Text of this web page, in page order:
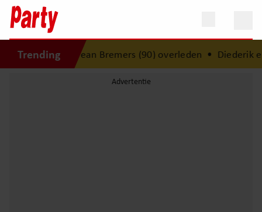
TrendingJean Bremers (90) overleden• Diederik en